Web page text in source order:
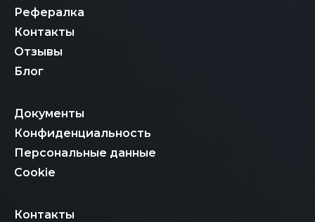
Рефералка
Контакты
Отзывы
Блог
Документы
Конфиденциальность
Персональные данные
Cookie
Контакты